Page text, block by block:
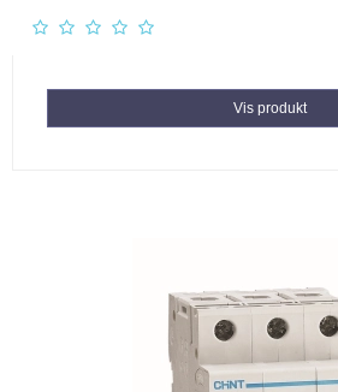
Vis produkt